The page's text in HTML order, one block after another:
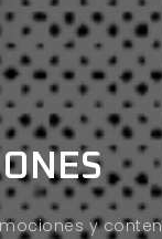
y